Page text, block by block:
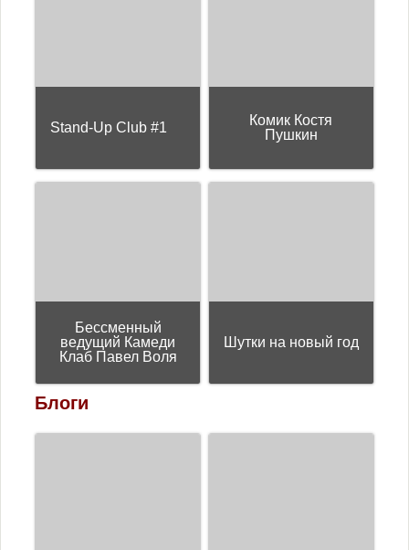
Stand-Up Club #1
Комик Костя
Пушкин
Бессменный
ведущий Камеди
Клаб Павел Воля
Шутки на новый год
Блоги